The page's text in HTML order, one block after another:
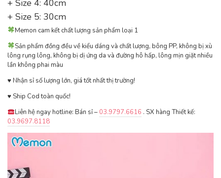
+ Size 4: 40cm
+ Size 5: 30cm
Memon cam kết chất lượng sản phẩm loại 1
Sản phẩm đồng đều về kiểu dáng và chất lượng, bông PP, không bị xù
lông rụng lông, không bị dị ứng da và đường hô hấp, lông mịn giặt nhiều
lần không phai màu
♥ ️Nhận sỉ số lượng lớn, giá tốt nhất thị trường!
♥ ️Ship Cod toàn quốc!
Liên hệ ngay hotline: Bán sỉ – 03.9797.6616 . SX hàng Thiết kế:
03.9697.8118